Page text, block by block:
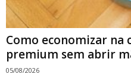
Como economizar na
premium sem abrir
05/08/2026